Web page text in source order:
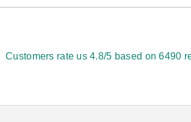
Customers rate us 4.8/5 based on 6490